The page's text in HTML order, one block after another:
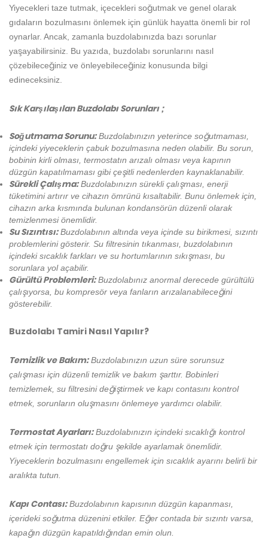
Yiyecekleri taze tutmak, içecekleri soğutmak ve genel olarak
gıdaların bozulmasını önlemek için günlük hayatta önemli bir rol
oynarlar. Ancak, zamanla buzdolabınızda bazı sorunlar
yaşayabilirsiniz. Bu yazıda, buzdolabı sorunlarını nasıl
çözebileceğiniz ve önleyebileceğiniz konusunda bilgi
edineceksiniz.
Sık Karşılaşılan Buzdolabı Sorunları ;
Soğutmama Sorunu:Buzdolabınızın yeterince soğutmaması,
içindeki yiyeceklerin çabuk bozulmasına neden olabilir. Bu sorun,
bobinin kirli olması, termostatın arızalı olması veya kapının
düzgün kapatılmaması gibi çeşitli nedenlerden kaynaklanabilir.
Sürekli Çalışma:Buzdolabınızın sürekli çalışması, enerji
tüketimini artırır ve cihazın ömrünü kısaltabilir. Bunu önlemek için,
cihazın arka kısmında bulunan kondansörün düzenli olarak
temizlenmesi önemlidir.
Su Sızıntısı:Buzdolabının altında veya içinde su birikmesi, sızıntı
problemlerini gösterir. Su filtresinin tıkanması, buzdolabının
içindeki sıcaklık farkları ve su hortumlarının sıkışması, bu
sorunlara yol açabilir.
Gürültü Problemleri:Buzdolabınız anormal derecede gürültülü
çalışıyorsa, bu kompresör veya fanların arızalanabileceğini
gösterebilir.
Buzdolabı Tamiri Nasıl Yapılır?
Temizlik ve Bakım:Buzdolabınızın uzun süre sorunsuz
çalışması için düzenli temizlik ve bakım şarttır. Bobinleri
temizlemek, su filtresini değiştirmek ve kapı contasını kontrol
etmek, sorunların oluşmasını önlemeye yardımcı olabilir.
Termostat Ayarları:Buzdolabınızın içindeki sıcaklığı kontrol
etmek için termostatı doğru şekilde ayarlamak önemlidir.
Yiyeceklerin bozulmasını engellemek için sıcaklık ayarını belirli bir
aralıkta tutun.
Kapı Contası:Buzdolabının kapısının düzgün kapanması,
içerideki soğutma düzenini etkiler. Eğer contada bir sızıntı varsa,
kapağın düzgün kapatıldığından emin olun.